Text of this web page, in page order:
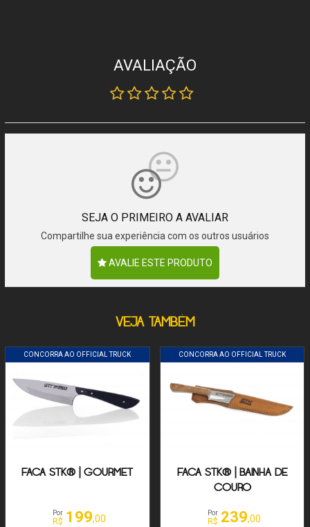
AVALIAÇÃO
SEJA O PRIMEIRO A AVALIAR
Compartilhe sua experiência com os outros usuários
AVALIE ESTE PRODUTO
VEJA TAMBÉM
CONCORRA AO OFFICIAL TRUCK
FACA STK® | GOURMET
Por
R$ 199,00
CONCORRA AO OFFICIAL TRUCK
FACA STK® | BAINHA DE
COURO
Por
R$ 239,00